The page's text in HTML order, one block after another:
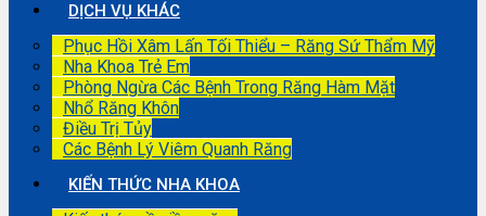
DỊCH VỤ KHÁC
Phục Hồi Xâm Lấn Tối Thiểu – Răng Sứ Thẩm Mỹ
Nha Khoa Trẻ Em
Phòng Ngừa Các Bệnh Trong Răng Hàm Mặt
Nhổ Răng Khôn
Điều Trị Tủy
Các Bệnh Lý Viêm Quanh Răng
KIẾN THỨC NHA KHOA